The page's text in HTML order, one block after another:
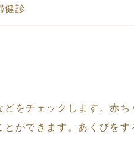
健診
をチェックします。赤
ができます。あくびを